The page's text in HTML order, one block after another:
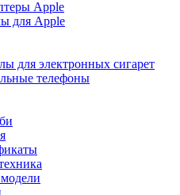
Apple
для Apple
для электронных сигарет
телефоны